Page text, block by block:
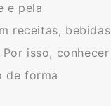
e pela
receitas, bebidas
isso, conhecer
de forma